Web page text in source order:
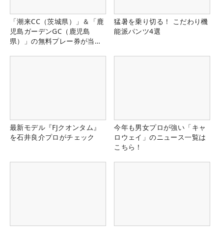
「潮来CC（茨城県）」＆「鹿
児島ガーデンGC（鹿児島
県）」の無料プレー券が当た
猛暑を乗り切る！ こだわり機
能派パンツ4選
最新モデル『FJクオンタム』
を石井良介プロがチェック
今年も男女プロが強い「キャ
ロウェイ」のニュース一覧は
こちら！